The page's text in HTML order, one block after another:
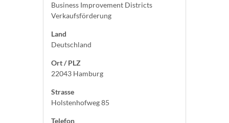
Business Improvement Districts
Verkaufsförderung
Land
Deutschland
Ort / PLZ
22043 Hamburg
Strasse
Holstenhofweg 85
Telefon